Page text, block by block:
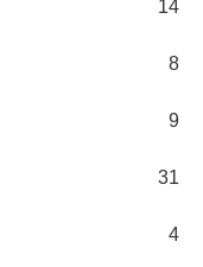
14
8
9
31
4